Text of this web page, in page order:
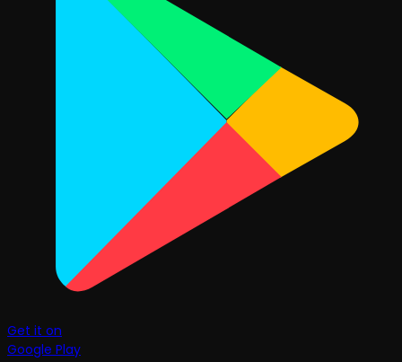
Get it on
Google Play